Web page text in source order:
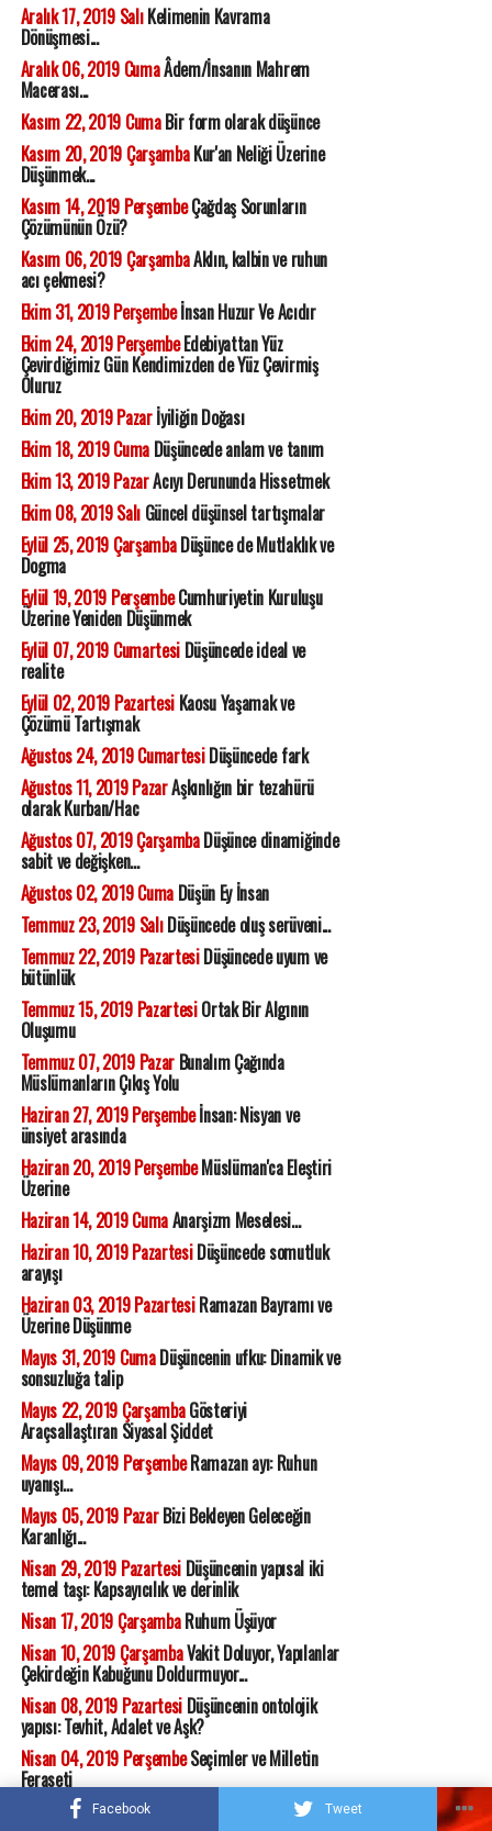
Facebook Tweet
Aralık 17, 2019 SalıKelimenin Kavrama
Dönüşmesi...
Aralık 06, 2019 CumaÂdem/İnsanın Mahrem
Macerası...
Kasım 22, 2019 CumaBir form olarak düşünce
Kasım 20, 2019 ÇarşambaKur'an Neliği Üzerine
Düşünmek...
Kasım 14, 2019 PerşembeÇağdaş Sorunların
Çözümünün Özü?
Kasım 06, 2019 ÇarşambaAklın, kalbin ve ruhun
acı çekmesi?
Ekim 31, 2019 Perşembeİnsan Huzur Ve Acıdır
Ekim 24, 2019 PerşembeEdebiyattan Yüz
Çevirdiğimiz Gün Kendimizden de Yüz Çevirmiş
Oluruz
Ekim 20, 2019 Pazarİyiliğin Doğası
Ekim 18, 2019 CumaDüşüncede anlam ve tanım
Ekim 13, 2019 PazarAcıyı Derununda Hissetmek
Ekim 08, 2019 SalıGüncel düşünsel tartışmalar
Eylül 25, 2019 ÇarşambaDüşünce de Mutlaklık ve
Dogma
Eylül 19, 2019 PerşembeCumhuriyetin Kuruluşu
Üzerine Yeniden Düşünmek
Eylül 07, 2019 CumartesiDüşüncede ideal ve
realite
Eylül 02, 2019 PazartesiKaosu Yaşamak ve
Çözümü Tartışmak
Ağustos 24, 2019 CumartesiDüşüncede fark
Ağustos 11, 2019 PazarAşkınlığın bir tezahürü
olarak Kurban/Hac
Ağustos 07, 2019 ÇarşambaDüşünce dinamiğinde
sabit ve değişken...
Ağustos 02, 2019 CumaDüşün Ey İnsan
Temmuz 23, 2019 SalıDüşüncede oluş serüveni...
Temmuz 22, 2019 PazartesiDüşüncede uyum ve
bütünlük
Temmuz 15, 2019 PazartesiOrtak Bir Algının
Oluşumu
Temmuz 07, 2019 PazarBunalım Çağında
Müslümanların Çıkış Yolu
Haziran 27, 2019 Perşembeİnsan: Nisyan ve
ünsiyet arasında
Haziran 20, 2019 PerşembeMüslüman'ca Eleştiri
Üzerine
Haziran 14, 2019 CumaAnarşizm Meselesi...
Haziran 10, 2019 PazartesiDüşüncede somutluk
arayışı
Haziran 03, 2019 PazartesiRamazan Bayramı ve
Üzerine Düşünme
Mayıs 31, 2019 CumaDüşüncenin ufku: Dinamik ve
sonsuzluğa talip
Mayıs 22, 2019 ÇarşambaGösteriyi
Araçsallaştıran Siyasal Şiddet
Mayıs 09, 2019 PerşembeRamazan ayı: Ruhun
uyanışı...
Mayıs 05, 2019 PazarBizi Bekleyen Geleceğin
Karanlığı...
Nisan 29, 2019 PazartesiDüşüncenin yapısal iki
temel taşı: Kapsayıcılık ve derinlik
Nisan 17, 2019 ÇarşambaRuhum Üşüyor
Nisan 10, 2019 ÇarşambaVakit Doluyor, Yapılanlar
Çekirdeğin Kabuğunu Doldurmuyor...
Nisan 08, 2019 PazartesiDüşüncenin ontolojik
yapısı: Tevhit, Adalet ve Aşk?
Nisan 04, 2019 PerşembeSeçimler ve Milletin
Feraseti
Mart 28, 2019 Perşembe